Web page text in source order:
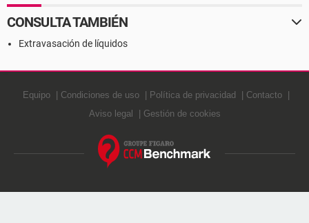
CONSULTA TAMBIÉN
Extravasación de líquidos
Equipo Condiciones de uso Política de privacidad
Contacto
Aviso legal
Gestión de cookies